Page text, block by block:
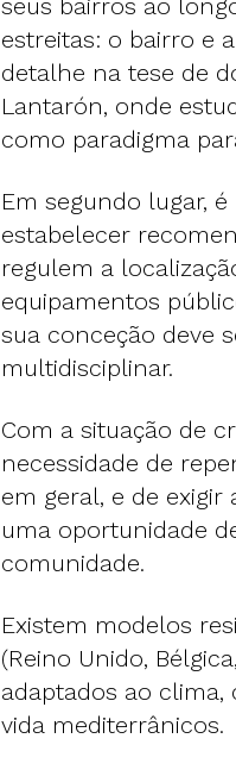
seus bairros ao
estreitas: o bairro e
detalhe na tese de
Lantarón, onde
como paradigma
Em segundo lugar,
estabelecer
regulem a
equipamentos
sua conceção deve
multidisciplinar.
Com a situação de
necessidade de
em geral, e de
uma oportunidade
comunidade.
Existem modelos
(Reino Unido,
adaptados ao
vida mediterrânicos.